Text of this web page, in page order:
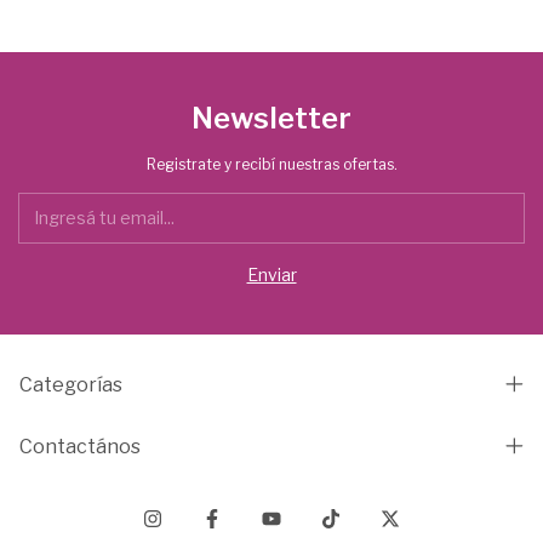
Newsletter
Registrate y recibí nuestras ofertas.
Categorías
Contactános